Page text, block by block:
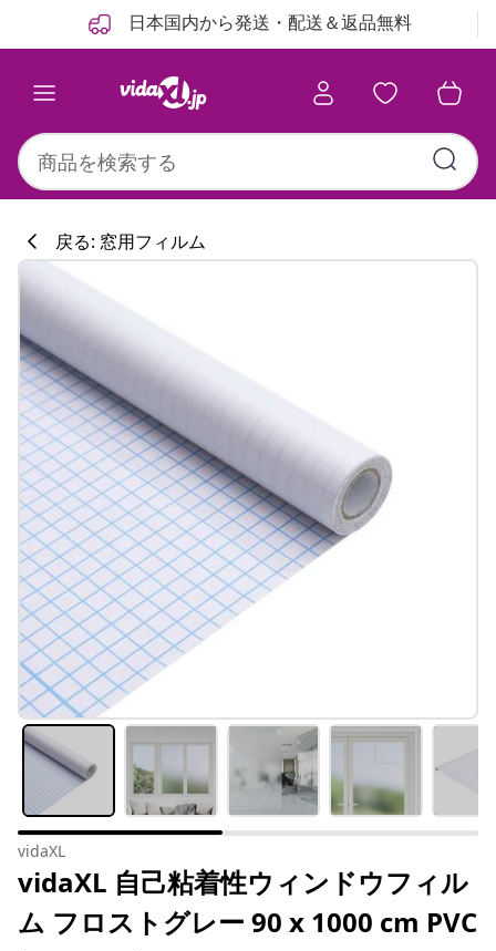
日本国内から発送・配送＆返品無料
戻る: 窓用フィルム
vidaXL
vidaXL 自己粘着性ウィンドウフィル
ム フロストグレー 90 x 1000 cm PVC